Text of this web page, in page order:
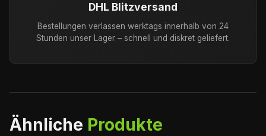
DHL Blitzversand
Bestellungen verlassen werktags innerhalb von 24
Stunden unser Lager – schnell und diskret geliefert.
Ähnliche Produkte